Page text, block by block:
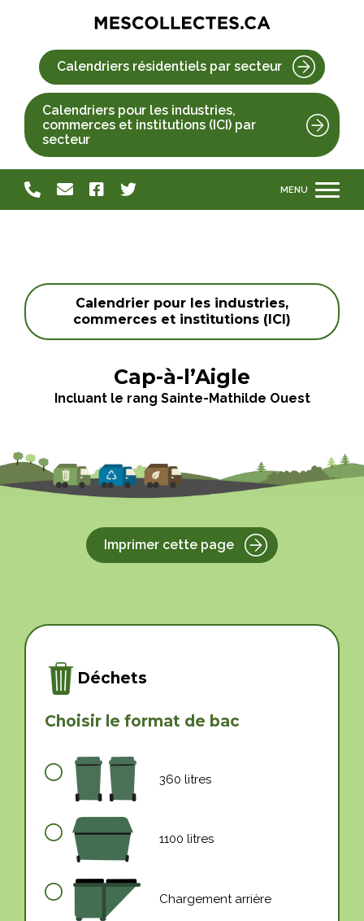
Calendriers résidentiels par secteur
Calendriers pour les industries,
commerces et institutions (ICI) par
secteur
Calendrier pour les industries,
commerces et institutions (ICI)
Cap-à-l’Aigle
Incluant le rang Sainte-Mathilde Ouest
Imprimer cette page
Déchets
Choisir le format de bac
360 litres
1100 litres
Chargement arrière